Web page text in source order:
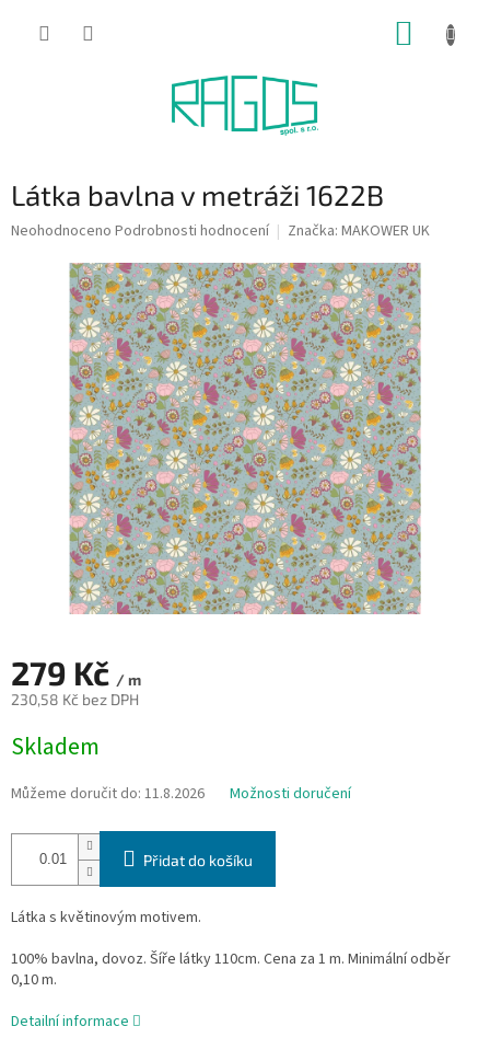
Látka bavlna v metráži 1622B
Průměrné
produktu
hvězdiček.
Neohodnoceno Podrobnosti hodnocení Značka: MAKOWER UK
279 Kč / m
230,58 Kč bez DPH
cena:
Skladem
Můžeme doručit do: 11.8.2026 Možnosti doručení
Přidat do košíku
Látka s květinovým motivem.
100% bavlna, dovoz. Šíře látky 110cm. Cena za 1 m. Minimální odběr
0,10 m.
Detailní informace